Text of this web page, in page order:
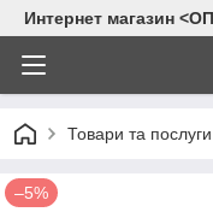
Интернет магазин
Товари та послуги
–5%